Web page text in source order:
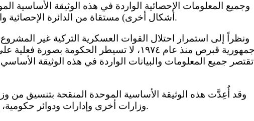
أشكال أخرى) مستقاة من الدائرة الإحصائية والوزارات المختصة في جمهورية قبرص.
جمهورية قبرص منذ عام ١٩٧٤، لا تسيطر الحكومة
تقتصر جميع المعلومات والبيانات الواردة في هذه الوثيقة
وزارات أخرى وإدارات ودوائر حكومية، علاوة على مؤسسات قبرصية مستقلة.